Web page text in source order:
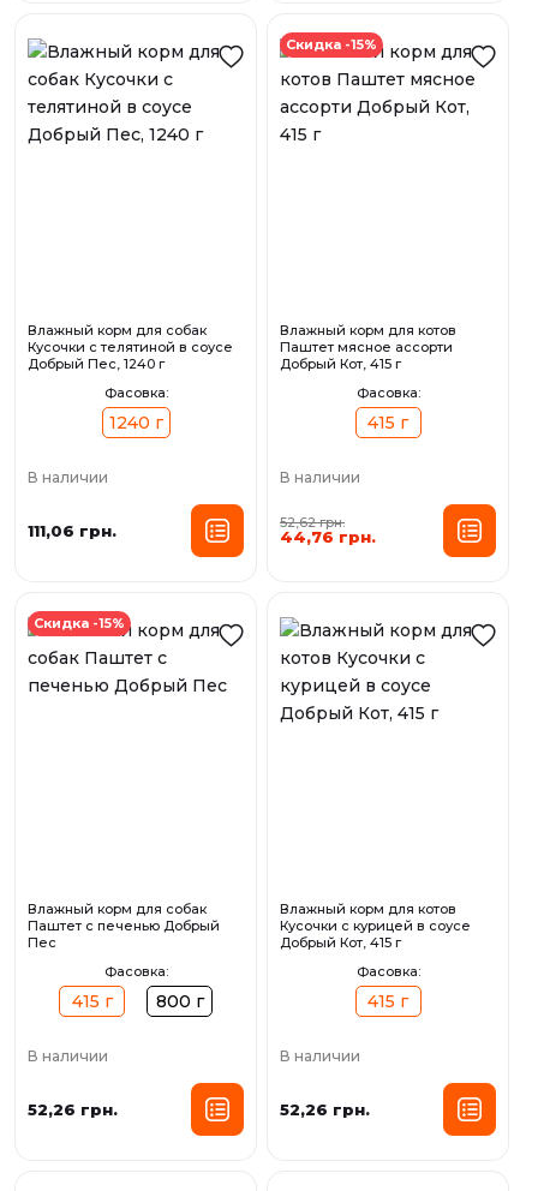
Влажный корм для собак
Кусочки с телятиной в соусе
Добрый Пес, 1240 г
Фасовка:
1240 г
В наличии
111,06 грн.
Скидка -15%
Влажный корм для котов
Паштет мясное ассорти
Добрый Кот, 415 г
Фасовка:
415 г
В наличии
52,62 грн.
44,76 грн.
Скидка -15%
Влажный корм для собак
Паштет с печенью Добрый
Пес
Фасовка:
415 г 800 г
В наличии
52,26 грн.
Влажный корм для котов
Кусочки с курицей в соусе
Добрый Кот, 415 г
Фасовка:
415 г
В наличии
52,26 грн.